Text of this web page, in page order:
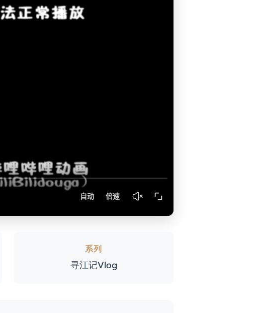
系列
寻江记Vlog